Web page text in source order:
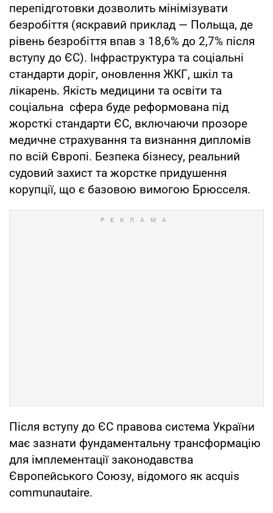
перепідготовки дозволить мінімізувати
безробіття (яскравий приклад — Польща, де
рівень безробіття впав з 18,6% до 2,7% після
вступу до ЄС). Інфраструктура та соціальні
стандарти доріг, оновлення ЖКГ, шкіл та
лікарень. Якість медицини та освіти та
соціальна сфера буде реформована під
жорсткі стандарти ЄС, включаючи прозоре
медичне страхування та визнання дипломів
по всій Європі. Безпека бізнесу, реальний
судовий захист та жорстке придушення
корупції, що є базовою вимогою Брюсселя.
Після вступу до ЄС правова система України
має зазнати фундаментальну трансформацію
для імплементації законодавства
Європейського Союзу, відомого як acquis
communautaire.